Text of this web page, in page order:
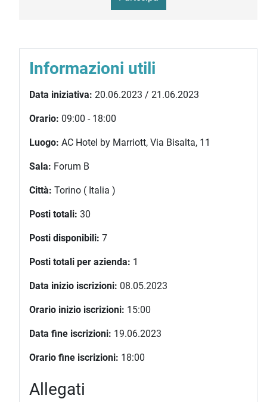
Informazioni utili
Data iniziativa: 20.06.2023 / 21.06.2023
Orario: 09:00 - 18:00
Luogo: AC Hotel by Marriott, Via Bisalta, 11
Sala: Forum B
Città: Torino ( Italia )
Posti totali: 30
Posti disponibili: 7
Posti totali per azienda: 1
Data inizio iscrizioni: 08.05.2023
Orario inizio iscrizioni: 15:00
Data fine iscrizioni: 19.06.2023
Orario fine iscrizioni: 18:00
Allegati